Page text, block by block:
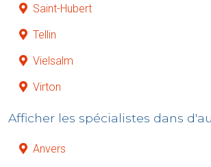
Saint-Hubert
Tellin
Vielsalm
Virton
Afficher les spécialistes dans
Anvers